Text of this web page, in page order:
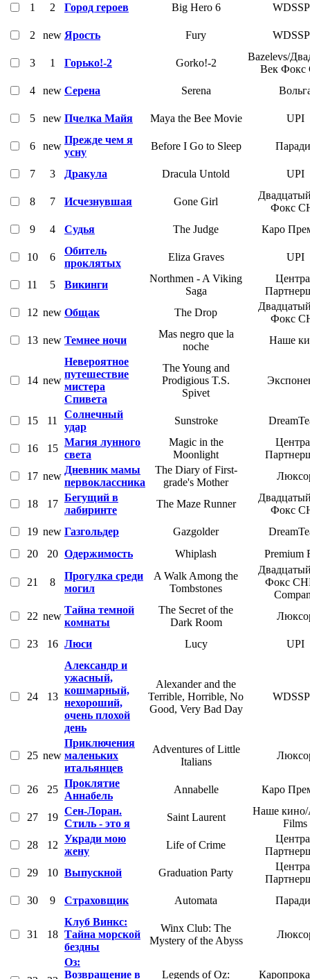
1 2 Город героев Big Hero 6
2 new Ярость Fury
3 1 Горько!-2 Gorko!-2
Bazelevs/
Век
4
new Серена Serena
5 new Пчелка Майя Maya the Bee Movie UPI
6 new
Прежде чем я
усну
Before I Go to Sleep
7 3 Дракула Dracula Untold UPI
8 7 Исчезнувшая Gone Girl
Фокс
9
4 Судья The Judge Каро
10 6
Обитель
проклятых
Eliza Graves UPI
11 5 Викинги
Northmen - A Viking
Saga
12 new Общак The Drop
Фокс
13 new Темнее ночи
Mas negro que la
noche
Наше
14 new
Невероятное
путешествие
мистера
Спивета
The Young and
Prodigious T.S.
Spivet
15 11
Солнечный
удар
Sunstroke
16 15
Магия лунного
света
Magic in the
Moonlight
17 new
Дневник мамы
первоклассника
The Diary of First-
grade's Mother
18 17
Бегущий в
лабиринте
The Maze Runner
Фокс
19 new Газгольдер Gazgolder
20
20 Одержимость Whiplash Premium
21 8
Прогулка среди
могил
A Walk Among the
Tombstones
Фокс
22 new
Тайна темной
комнаты
The Secret of the
Dark Room
23 16 Люси Lucy UPI
24 13
Александр и
ужасный,
кошмарный,
нехороший,
очень плохой
день
Alexander and the
Terrible, Horrible, No
Good, Very Bad Day
25 new
Приключения
маленьких
итальянцев
Adventures of Little
Italians
26 25
Проклятие
Аннабель
Annabelle Каро
27 19
Сен-Лоран.
Стиль - это я
Saint Laurent
Наше кино/
Films
28
12
Укради мою
жену
Life of Crime
29
10 Выпускной Graduation Party
30
9 Страховщик Automata
31 18
Клуб Винкс:
Тайна морской
бездны
Winx Club: The
Mystery of the Abyss
Оз:
Возвращение в
Legends of Oz: